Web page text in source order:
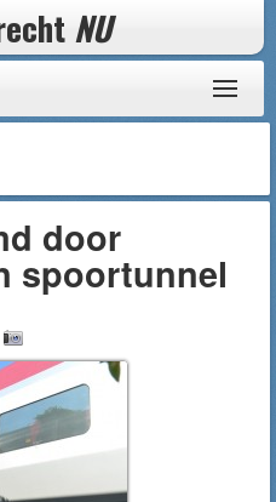
NU
door
spoortunnel